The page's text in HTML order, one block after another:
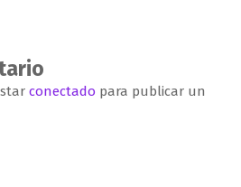
conectado para publicar un